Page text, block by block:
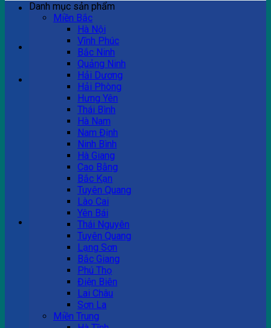
Ví dụ: Billboard quảng cáo, pano quảng cáo, quảng cáo
trên xe bus...
Tư vấn bán hàng
0983 863 488
Hotline hỗ trợ
0983 863 488
Giỏ hàng
Chưa có sản phẩm trong giỏ hàng.
Danh mục sản phẩm
Miền Bắc
Hà Nội
Vĩnh Phúc
Bắc Ninh
Quảng Ninh
Hải Dương
Hải Phòng
Hưng Yên
Thái Bình
Hà Nam
Nam Định
Ninh Bình
Hà Giang
Cao Bằng
Bắc Kạn
Tuyên Quang
Lào Cai
Yên Bái
Thái Nguyên
Tuyên Quang
Lạng Sơn
Bắc Giang
Phú Thọ
Điện Biên
Lai Châu
Sơn La
Miền Trung